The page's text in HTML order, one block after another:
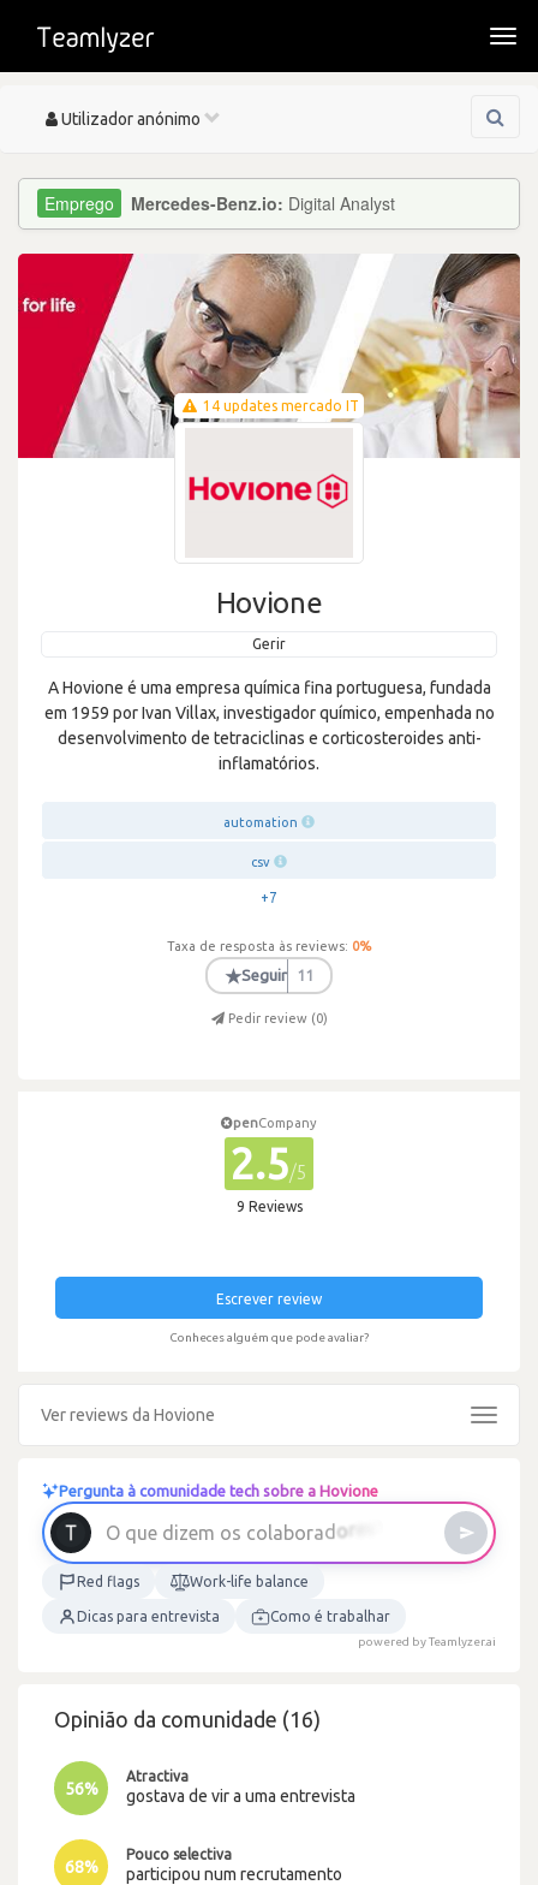
Toggle
Utilizador anónimo
Mercedes-Benz.io: Digital Analyst
14 updates mercado IT
Hovione
Gerir
A Hovione é uma empresa química fina portuguesa, fundada
em 1959 por Ivan Villax, investigador químico, empenhada no
desenvolvimento de tetraciclinas e corticosteroides anti-
inflamatórios.
automation
csv
+7
Taxa de resposta às reviews: 0%
★Seguir 11
Pedir review (0)
penCompany
2.5/5
9 Reviews
Escrever review
Conheces alguém que pode avaliar?
Ver reviews da Hovione
Toggle
Pergunta à comunidade tech sobre a Hovione
Red flags Work-life balance
Dicas para entrevista Como é trabalhar
powered by Teamlyzer.ai
Opinião da comunidade (16)
56%
Atractiva
gostava de vir a uma entrevista
68%
Pouco selectiva
participou num recrutamento